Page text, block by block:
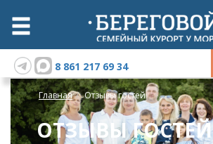
8 861 217 69 34
Главная Отзывы гостей
ОТЗЫВЫ ГОСТЕЙ